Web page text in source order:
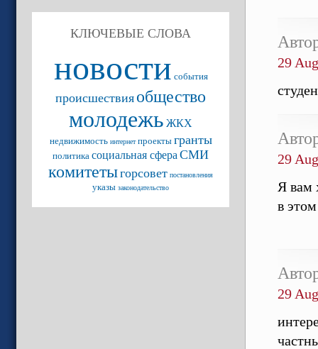
КЛЮЧЕВЫЕ СЛОВА
новости события
происшествия общество
молодежь ЖКХ
недвижимость интернет проекты гранты
политика социальная сфера СМИ
комитетыгорсовет постановления
указы законодательство
29
29
Я вам
в
29